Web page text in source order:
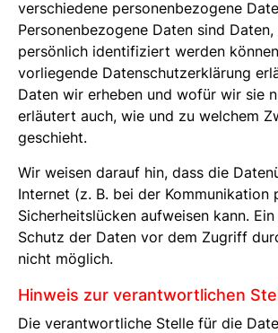
verschiedene personenbezogene
Personenbezogene Daten sind
persönlich identifiziert werden
vorliegende Datenschutzerklärung
Daten wir erheben und wofür wir sie
erläutert auch, wie und zu welchem
geschieht.
Wir weisen darauf hin, dass die
Internet (z. B. bei der Kommunikation
Sicherheitslücken aufweisen kann.
Schutz der Daten vor dem Zugriff
nicht möglich.
Hinweis zur verantwortlichen
Die verantwortliche Stelle für die